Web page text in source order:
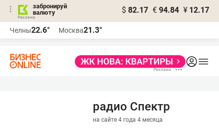
забронируй
валюту
$ 82.17 € 94.84 ¥ 12.17
Челны22.6° Москва21.3°
радио Спектр
на сайте 4 года 4 месяца